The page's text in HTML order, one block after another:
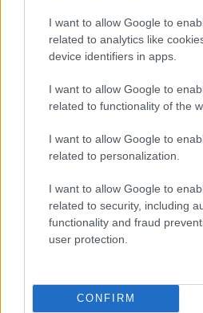
I want to allow Google to
related to analytics like
device identifiers in apps.
I want to allow Google to
related to functionality of the
I want to allow Google to
related to personalization.
I want to allow Google to
related to security, including
functionality and fraud
user protection.
CONFIRM